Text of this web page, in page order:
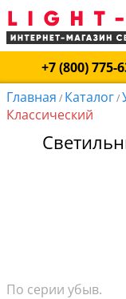
+7 (800) 775-
Главная / Каталог/
Классический